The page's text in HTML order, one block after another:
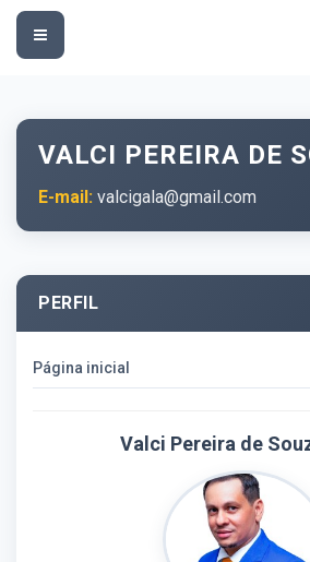
Toggle
navigation
VALCI PEREIRA DE
E-mail: valcigala@gmail.com
PERFIL
Página inicial
Valci Pereira de